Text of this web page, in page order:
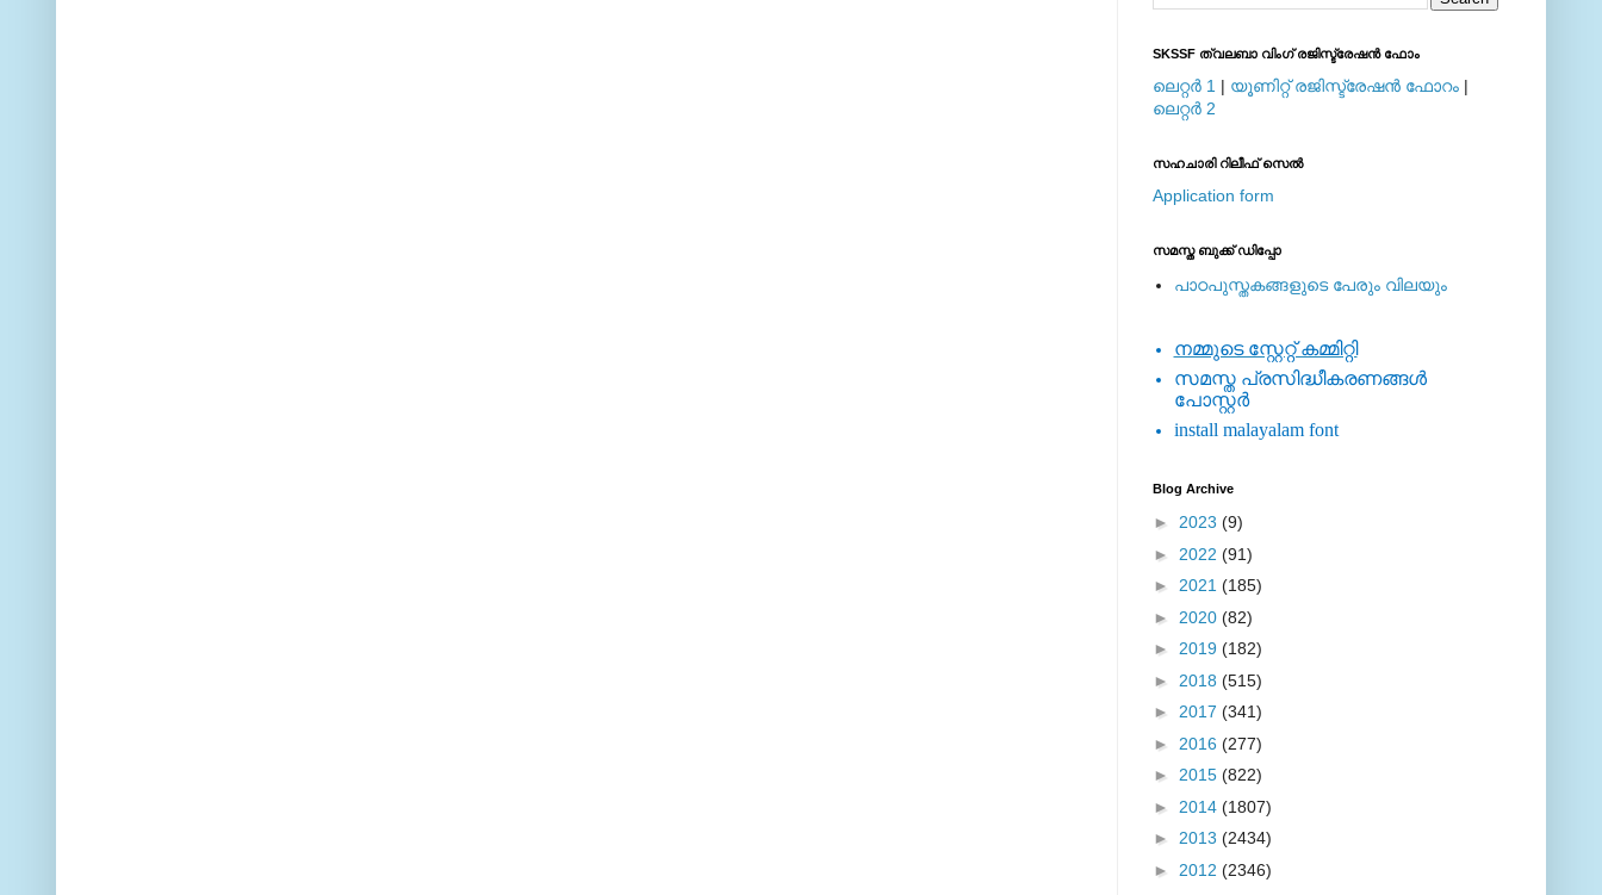
SKSSF ത്വലബാ വിംഗ് രജിസ്ട്രേഷന്‍ ഫോം
ലെറ്റര്‍ 1 | യൂണിറ്റ് രജിസ്ട്രേഷന്‍ ഫോറം |
ലെറ്റര്‍ 2
സഹചാരി റിലീഫ് സെല്‍
Application form
സമസ്ത ബുക്ക് ഡിപ്പോ
പാഠപുസ്തകങ്ങളുടെ പേരും വിലയും
നമ്മുടെ സ്റ്റേറ്റ് കമ്മിറ്റി
സമസ്ത പ്രസിദ്ധീകരണങ്ങള്‍
പോസ്റ്റര്‍
install malayalam font
Blog Archive
► 2023 (9)
► 2022 (91)
► 2021 (185)
► 2020 (82)
► 2019 (182)
► 2018 (515)
► 2017 (341)
► 2016 (277)
► 2015 (822)
► 2014 (1807)
► 2013 (2434)
► 2012 (2346)